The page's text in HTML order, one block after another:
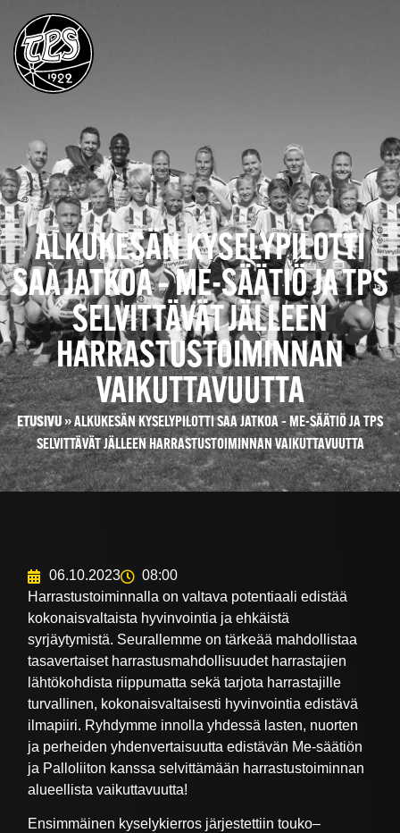
ALKUKESÄN KYSELYPILOTTI
SAA JATKOA – ME-SÄÄTIÖ JA TPS
SELVITTÄVÄT JÄLLEEN
HARRASTUSTOIMINNAN
VAIKUTTAVUUTTA
ETUSIVU»ALKUKESÄN KYSELYPILOTTI SAA JATKOA – ME-SÄÄTIÖ JA TPS
SELVITTÄVÄT JÄLLEEN HARRASTUSTOIMINNAN VAIKUTTAVUUTTA
06.10.2023
08:00
Harrastustoiminnalla on valtava potentiaali edistää
kokonaisvaltaista hyvinvointia ja ehkäistä
syrjäytymistä. Seurallemme on tärkeää mahdollistaa
tasavertaiset harrastusmahdollisuudet harrastajien
lähtökohdista riippumatta sekä tarjota harrastajille
turvallinen, kokonaisvaltaisesti hyvinvointia edistävä
ilmapiiri. Ryhdymme innolla yhdessä lasten, nuorten
ja perheiden yhdenvertaisuutta edistävän Me-säätiön
ja Palloliiton kanssa selvittämään harrastustoiminnan
alueellista vaikuttavuutta!
Ensimmäinen kyselykierros järjestettiin touko–